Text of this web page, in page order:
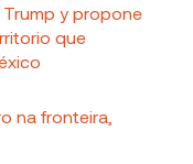
Trump y propone
que
na fronteira,